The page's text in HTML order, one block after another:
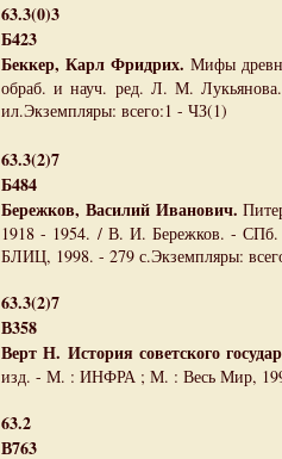
63.3(0)3
Б423
Беккер, Карл Фридрих. Мифы
обраб. и науч. ред. Л. М.
ил.Экземпляры: всего:1 - ЧЗ(1)
63.3(2)7
Б484
Бережков, Василий Иванович.
1918 - 1954. / В. И. Бережков. - СПб.
БЛИЦ, 1998. - 279 с.Экземпляры:
63.3(2)7
В358
Верт Н. История советского
изд. - М. : ИНФРА ; М. : Весь Мир,
63.2
В763